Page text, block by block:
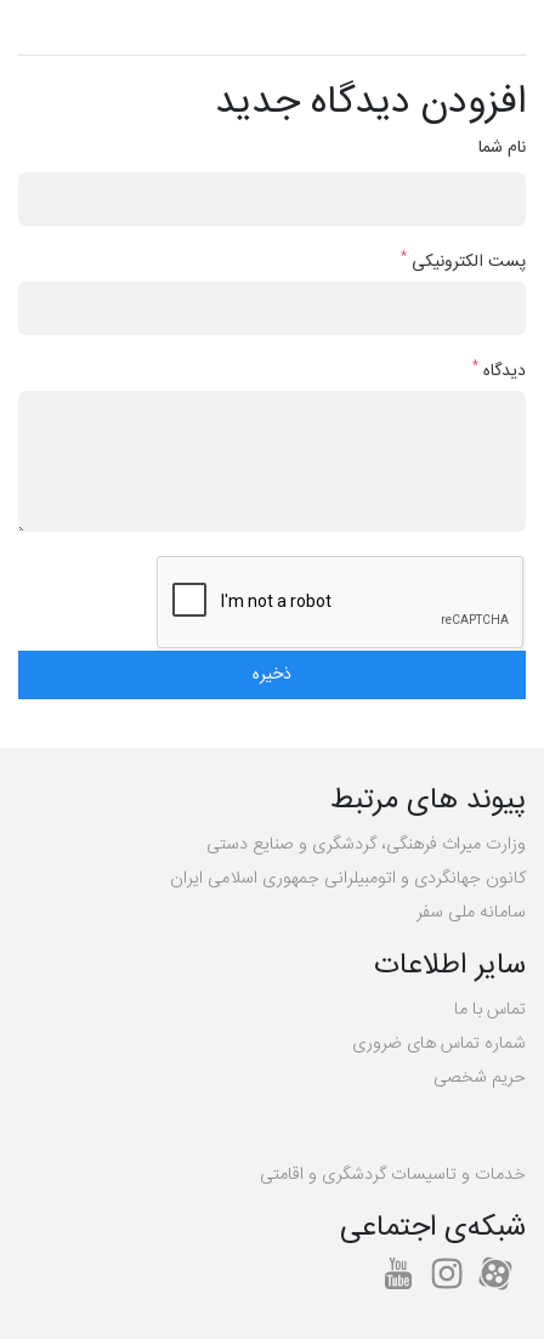
افزودن دیدگاه جدید
نام شما
پست الکترونیکی *
دیدگاه *
پیوند های مرتبط
وزارت میراث فرهنگی، گردشگری و صنایع دستی
کانون جهانگردی و اتومبیلرانی جمهوری اسلامی ایران
سامانه ملی سفر
سایر اطلاعات
تماس با ما
شماره تماس های ضروری
حریم شخصی
خدمات و تاسیسات گردشگری و اقامتی
شبکه‌ی اجتماعی